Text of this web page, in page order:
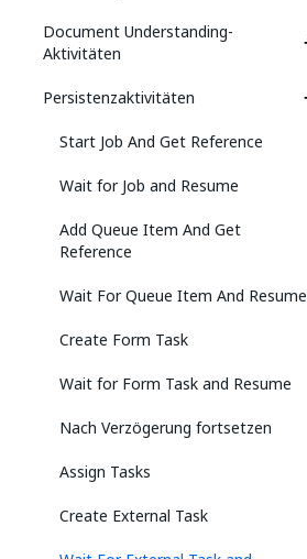
Document Understanding-
Aktivitäten
Persistenzaktivitäten
Start Job And Get Reference
Wait for Job and Resume
Add Queue Item And Get
Reference
Wait For Queue Item And Resume
Create Form Task
Wait for Form Task and Resume
Nach Verzögerung fortsetzen
Assign Tasks
Create External Task